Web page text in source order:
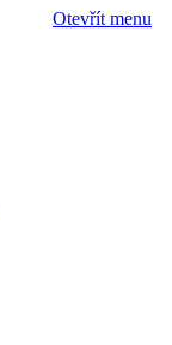
Otevřít menu